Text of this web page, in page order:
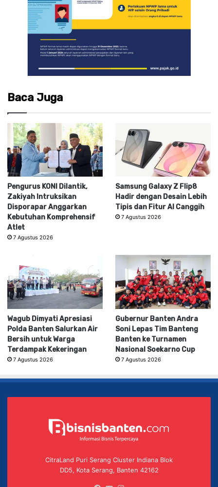
Baca Juga
Pengurus KONI Dilantik,
Zakiyah Intruksikan
Disporapar Anggarkan
Kebutuhan Komprehensif
Atlet
7 Agustus 2026
Samsung Galaxy Z Flip8
Hadir dengan Desain Lebih
Tipis dan Fitur AI Canggih
7 Agustus 2026
Wagub Dimyati Apresiasi
Polda Banten Salurkan Air
Bersih untuk Warga
Terdampak Kekeringan
7 Agustus 2026
Gubernur Banten Andra
Soni Lepas Tim Banteng
Banten ke Turnamen
Nasional Soekarno Cup
7 Agustus 2026
CitraLand Puri Serang Cluster Indiana Blok
DD5, Kota Serang, Banten 42162